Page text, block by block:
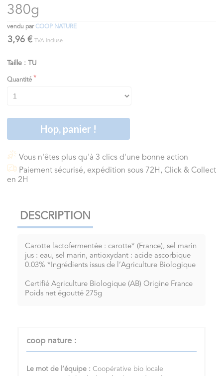
380g
vendu parCOOP NATURE
3,96 € TVA incluse
Taille : TU
Quantité
Hop, panier !
Vous n'êtes plus qu'à 3 clics d'une bonne action
Paiement sécurisé, expédition sous 72H, Click & Collect
en 2H
DESCRIPTION
Carotte lactofermentée : carotte* (France), sel marin
jus : eau, sel marin, antioxydant : acide ascorbique
0.03% *Ingrédients issus de l’Agriculture Biologique
Certifié Agriculture Biologique (AB) Origine France
Poids net égoutté 275g
coop nature :
Le mot de l’équipe : Coopérative bio locale